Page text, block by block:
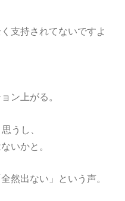
支持されてないですよ
ン上がる。
うし、
いかと。
然出ない」という声。